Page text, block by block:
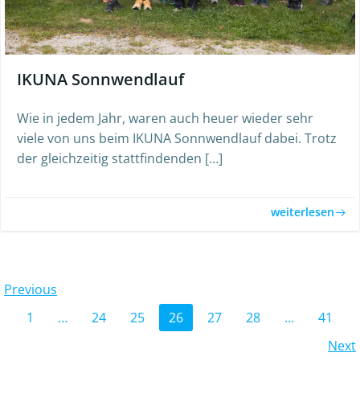
IKUNA Sonnwendlauf
Wie in jedem Jahr, waren auch heuer wieder sehr
viele von uns beim IKUNA Sonnwendlauf dabei. Trotz
der gleichzeitig stattfindenden […]
weiterlesen
Posts
navigation
Previous
Posts
Page
1 … Page
24 Page
25 Page
26 Page
27 Page
28 … Page
41
Next